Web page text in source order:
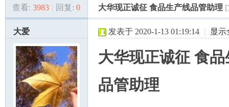
美» › ›
查看: 3983 | 回复: 0 大华现正诚征 食品生产线品管助理 [
大爱 发表于 2020-1-13 01:19:14 | 显示
大华现正诚征 食
品管助理